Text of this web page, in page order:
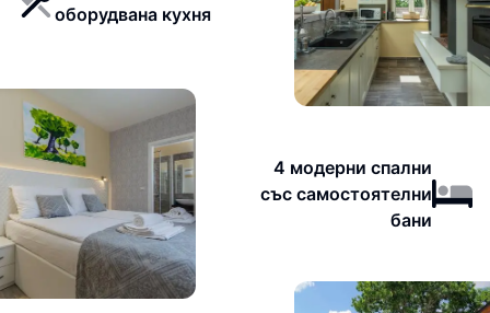
оборудвана кухня
4 модерни спални
със самостоятелни
бани